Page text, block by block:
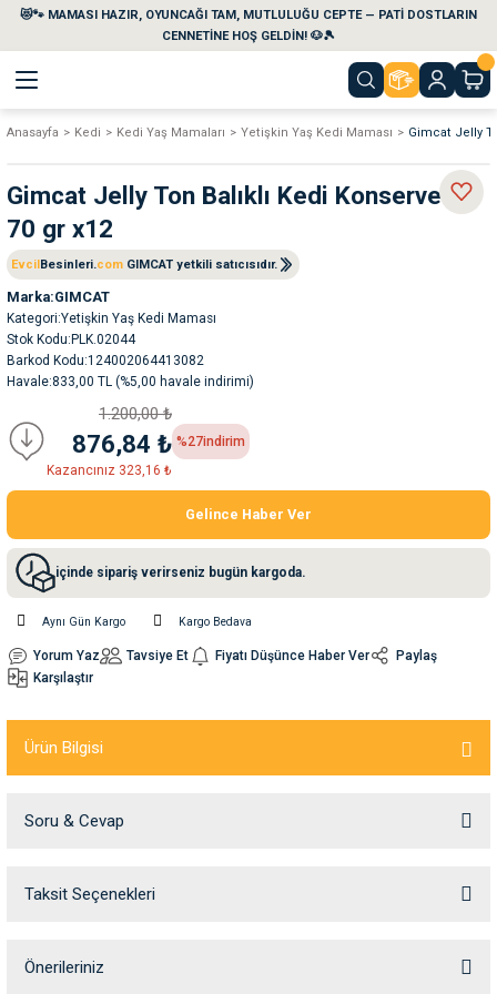
😻🐾 MAMASI HAZIR, OYUNCAĞI TAM, MUTLULUĞU CEPTE — PATİ DOSTLARIN
CENNETİNE HOŞ GELDİN! 🐶🎾
Geri Dön
Geri Dön
Temizlik Ürünleri
Su Kabları
Kemikleri
Seyahat Ürünleri
Geri Dön
Geri Dön
Geri Dön
Geri Dön
Anasayfa Kedi Kedi Yaş Mamaları Yetişkin Yaş Kedi Maması Gimcat Jelly
Gimcat Jelly Ton Balıklı Kedi Konservesi
70 gr x12
EvcilBesinleri.com GIMCAT yetkili satıcısıdır.
Marka GIMCAT
Kategori Yetişkin Yaş Kedi Maması
Stok Kodu PLK.02044
Barkod Kodu 124002064413082
Havale 833,00 TL (%5,00 havale indirimi)
1.200,00 ₺
876,84 ₺
Kazancınız 323,16 ₺
%27indirim
Gelince Haber Ver
içinde sipariş verirseniz bugün kargoda.
Aynı Gün Kargo Kargo Bedava
Yorum Yaz Tavsiye Et Fiyatı Düşünce Haber Ver
Paylaş
Karşılaştır
Ürün Bilgisi
Soru & Cevap
Ürün hakkında henüz soru sorulmamış.
Taksit Seçenekleri
Önerileriniz